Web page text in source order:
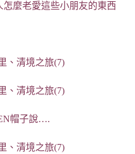
麼老愛這些小朋友的東西
帽子說….